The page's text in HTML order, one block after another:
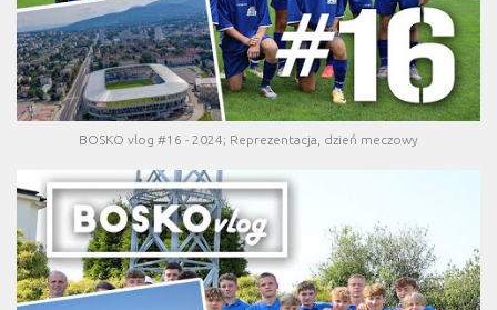
BOSKO vlog #16 - 2024; Reprezentacja, dzień meczowy